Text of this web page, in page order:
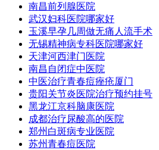
南昌前列腺医院
武汉妇科医院哪家好
玉溪早孕几周做无痛人流手术
无锡精神病专科医院哪家好
天津河西津门医院
南昌自闭症中医院
中医治疗青春痘痤疮厦门
贵阳关节炎医院治疗预约挂号
黑龙江京科脑康医院
成都治疗尿酸高的医院
郑州白斑病专业医院
苏州青春痘医院